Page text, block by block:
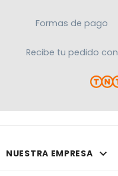
Formas de pago
Recibe tu pedido con
NUESTRA EMPRESA 